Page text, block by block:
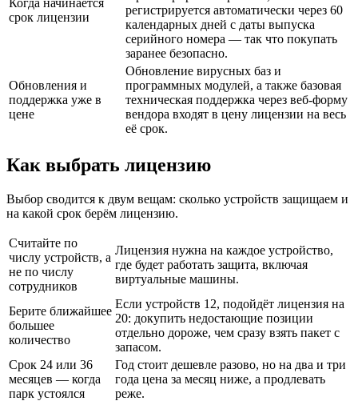
Когда начинается
срок лицензии
регистрируется автоматически через 60
календарных дней с даты выпуска
серийного номера — так что покупать
заранее безопасно.
Обновления и
поддержка уже в
цене
Обновление вирусных баз и
программных модулей, а также базовая
техническая поддержка через веб-форму
вендора входят в цену лицензии на весь
её срок.
Как выбрать лицензию
Выбор сводится к двум вещам: сколько устройств защищаем и
на какой срок берём лицензию.
Считайте по
числу устройств, а
не по числу
сотрудников
Лицензия нужна на каждое устройство,
где будет работать защита, включая
виртуальные машины.
Берите ближайшее
большее
количество
Если устройств 12, подойдёт лицензия на
20: докупить недостающие позиции
отдельно дороже, чем сразу взять пакет с
запасом.
Срок 24 или 36
месяцев — когда
парк устоялся
Год стоит дешевле разово, но на два и три
года цена за месяц ниже, а продлевать
реже.